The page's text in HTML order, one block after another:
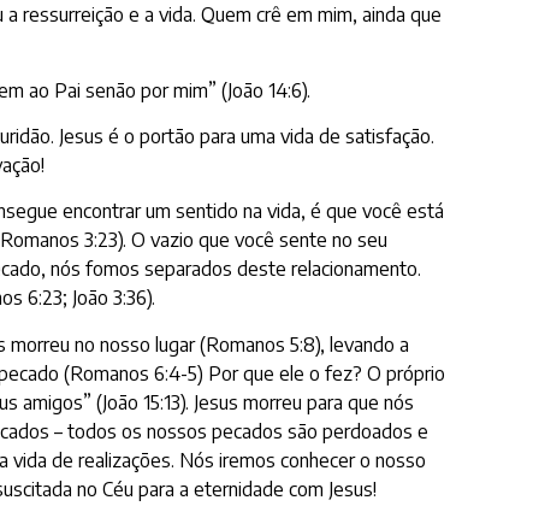
ressurreição e a vida. Quem crê em mim, ainda que
ao Pai senão por mim” (João 14:6).
Jesus é o portão para uma vida de satisfação.
encontrar um sentido na vida, é que você está
3:23). O vazio que você sente no seu
nós fomos separados deste relacionamento.
6:23; João 3:36).
no nosso lugar (Romanos 5:8), levando a
(Romanos 6:4-5) Por que ele o fez? O próprio
(João 15:13). Jesus morreu para que nós
– todos os nossos pecados são perdoados e
de realizações. Nós iremos conhecer o nosso
no Céu para a eternidade com Jesus!